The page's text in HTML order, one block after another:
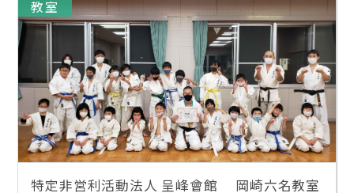
教室
特定非営利活動法人 呈峰會館 岡崎六名教室